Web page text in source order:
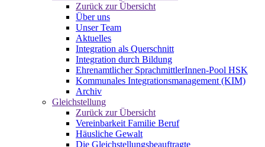
Zurück zur Übersicht
Über uns
Unser Team
Aktuelles
Integration als Querschnitt
Integration durch Bildung
Ehrenamtlicher SprachmittlerInnen-Pool HSK
Kommunales Integrationsmanagement (KIM)
Archiv
Gleichstellung
Zurück zur Übersicht
Vereinbarkeit Familie Beruf
Häusliche Gewalt
Die Gleichstellungsbeauftragte